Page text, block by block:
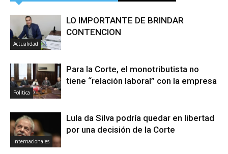
Actualidad
LO IMPORTANTE DE BRINDAR
CONTENCION
Politica
Para la Corte, el monotributista no
tiene “relación laboral” con la empresa
Internacionales
Lula da Silva podría quedar en libertad
por una decisión de la Corte